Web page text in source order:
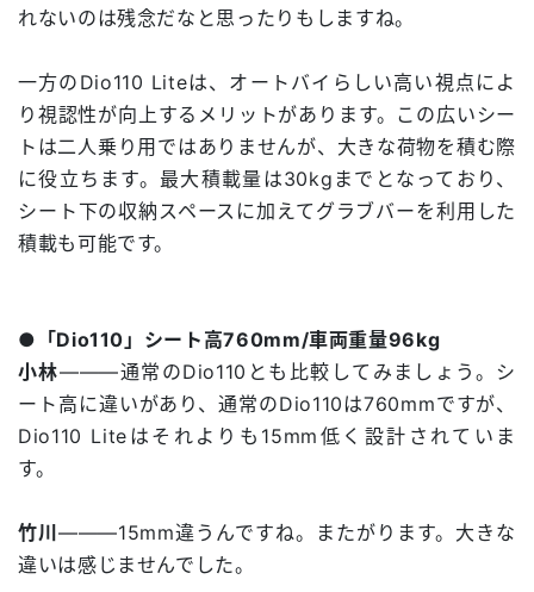
れないのは残念だなと思ったりもしますね。
一方のDio110 Liteは、オートバイらしい高い視点によ
り視認性が向上するメリットがあります。この広いシー
トは二人乗り用ではありませんが、大きな荷物を積む際
に役立ちます。最大積載量は30kgまでとなっており、
シート下の収納スペースに加えてグラブバーを利用した
積載も可能です。
●「Dio110」シート高760mm/車両重量96kg
小林―――通常のDio110とも比較してみましょう。シ
ート高に違いがあり、通常のDio110は760mmですが、
Dio110 Liteはそれよりも15mm低く設計されていま
す。
竹川―――15mm違うんですね。またがります。大きな
違いは感じませんでした。